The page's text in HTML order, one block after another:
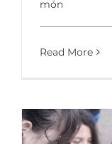
món
Read More